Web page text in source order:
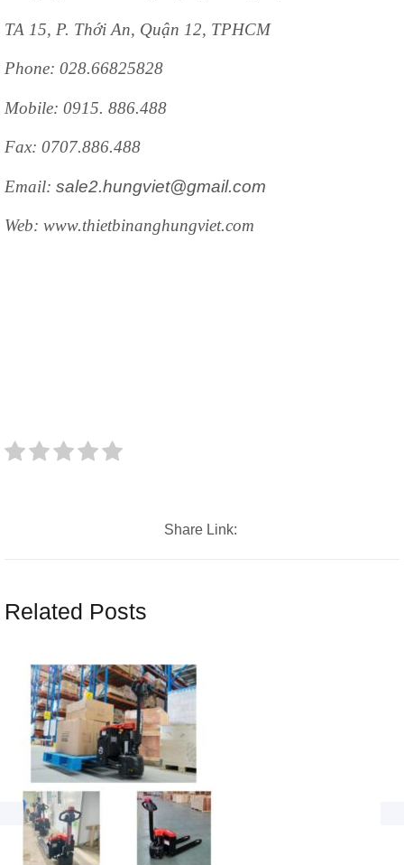
TA 15, P. Thới An, Quận 12, TPHCM
Phone: 028.66825828
Mobile: 0915. 886.488
Fax: 0707.886.488
Email: sale2.hungviet@gmail.com
Web: www.thietbinanghungviet.com
Share Link:
Related Posts